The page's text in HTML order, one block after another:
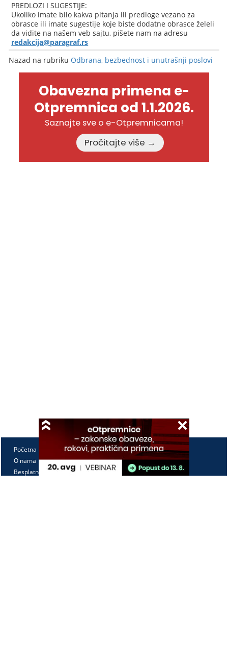
PREDLOZI I SUGESTIJE:
Ukoliko imate bilo kakva pitanja ili predloge vezano za
obrasce ili imate sugestije koje biste dodatne obrasce želeli
da vidite na našem veb sajtu, pišete nam na adresu
redakcija@paragraf.rs
Nazad na rubriku Odbrana, bezbednost i unutrašnji poslovi
Obavezna primena e-
Otpremnica od 1.1.2026.
Saznajte sve o e-Otpremnicama!
Pročitajte više →
Početna
O nama
Besplatno